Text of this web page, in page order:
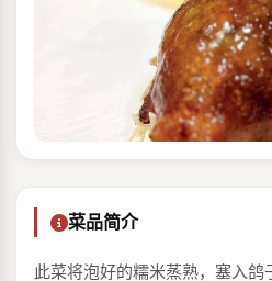
菜品简介
此菜将泡好的糯⽶蒸熟，塞⼊鸽